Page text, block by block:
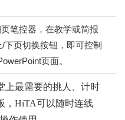
笔控器，在教学或简报
下页切换按钮，即可控制
页面。
上最需要的挑人、计时
， HiTA可以随时连线